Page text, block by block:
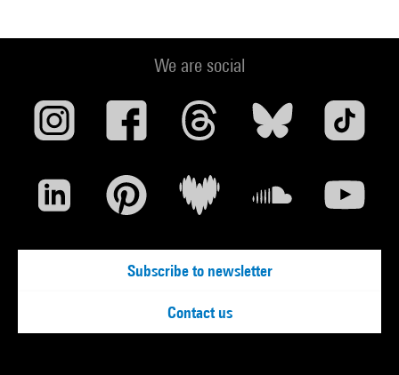
We are social
Subscribe to newsletter
Contact us